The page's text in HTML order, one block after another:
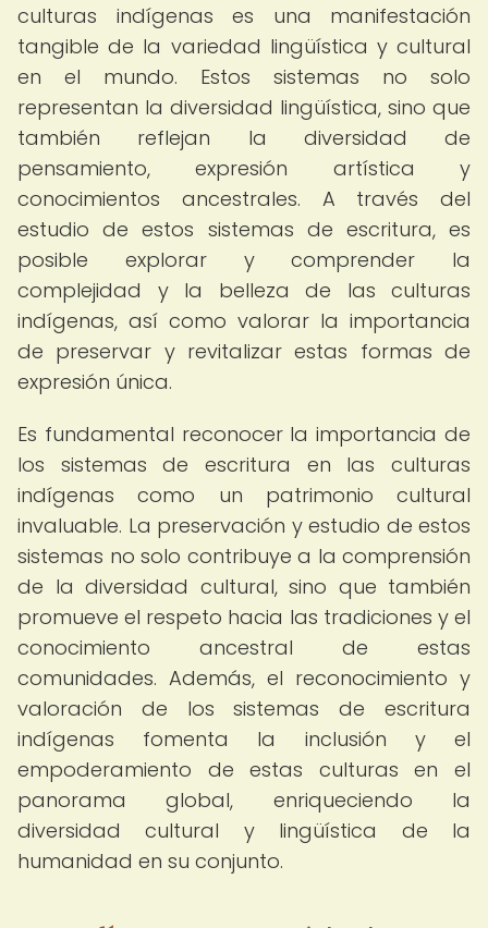
culturas indígenas es una manifestación
tangible de la variedad lingüística y cultural
en el mundo. Estos sistemas no solo
representan la diversidad lingüística, sino que
también reflejan la diversidad de
pensamiento, expresión artística y
conocimientos ancestrales. A través del
estudio de estos sistemas de escritura, es
posible explorar y comprender la
complejidad y la belleza de las culturas
indígenas, así como valorar la importancia
de preservar y revitalizar estas formas de
expresión única.
Es fundamental reconocer la importancia de
los sistemas de escritura en las culturas
indígenas como un patrimonio cultural
invaluable. La preservación y estudio de estos
sistemas no solo contribuye a la comprensión
de la diversidad cultural, sino que también
promueve el respeto hacia las tradiciones y el
conocimiento ancestral de estas
comunidades. Además, el reconocimiento y
valoración de los sistemas de escritura
indígenas fomenta la inclusión y el
empoderamiento de estas culturas en el
panorama global, enriqueciendo la
diversidad cultural y lingüística de la
humanidad en su conjunto.